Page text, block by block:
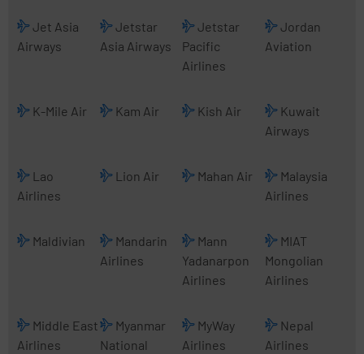
Jet Asia
Airways
Jetstar
Asia Airways
Jetstar
Pacific
Airlines
Jordan
Aviation
K-Mile Air Kam Air Kish Air
Kuwait
Airways
Lao
Airlines
Lion Air Mahan Air
Malaysia
Airlines
Maldivian
Mandarin
Airlines
Mann
Yadanarpon
Airlines
MIAT
Mongolian
Airlines
Middle East
Airlines
Myanmar
National
MyWay
Airlines
Nepal
Airlines